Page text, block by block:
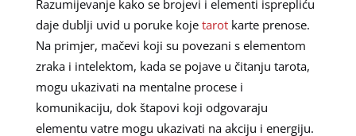
Razumijevanje kako se brojevi i elementi isprepliću
daje dublji uvid u poruke koje tarotkarte prenose.
Na primjer, mačevi koji su povezani s elementom
zraka i intelektom, kada se pojave u čitanju tarota,
mogu ukazivati na mentalne procese i
komunikaciju, dok štapovi koji odgovaraju
elementu vatre mogu ukazivati na akciju i energiju.